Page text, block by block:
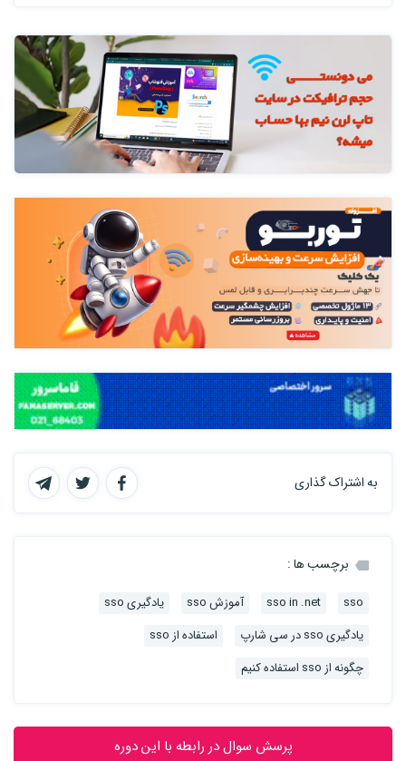
به اشتراک گذاری
برچسب ها :
sso
sso in .net آموزش sso
یادگیری sso
یادگیری sso در سی شارپ
استفاده از sso
چگونه از sso استفاده کنیم
پرسش سوال در رابطه با این دوره